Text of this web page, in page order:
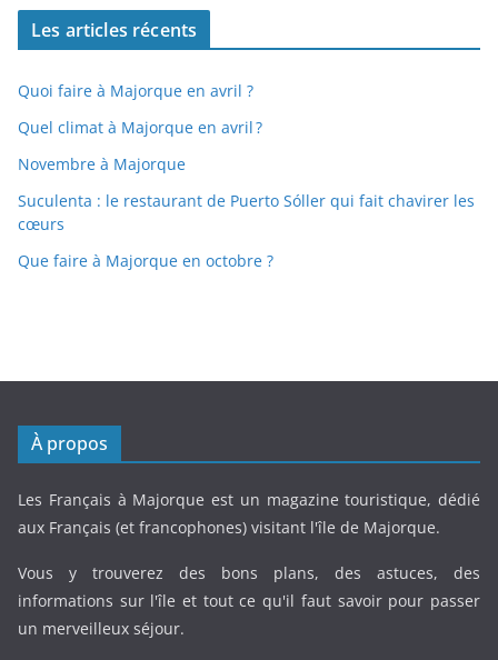
Les articles récents
Quoi faire à Majorque en avril ?
Quel climat à Majorque en avril ?
Novembre à Majorque
Suculenta : le restaurant de Puerto Sóller qui fait chavirer les
cœurs
Que faire à Majorque en octobre ?
À propos
Les Français à Majorque est un magazine touristique, dédié
aux Français (et francophones) visitant l'île de Majorque.
Vous y trouverez des bons plans, des astuces, des
informations sur l'île et tout ce qu'il faut savoir pour passer
un merveilleux séjour.